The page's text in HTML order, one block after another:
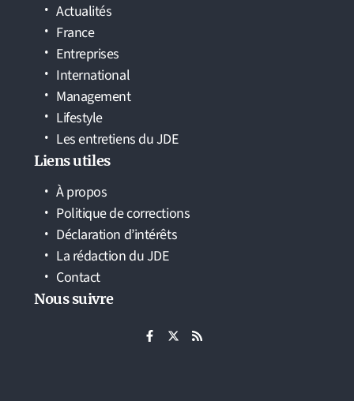
Actualités
France
Entreprises
International
Management
Lifestyle
Les entretiens du JDE
Liens utiles
À propos
Politique de corrections
Déclaration d’intérêts
La rédaction du JDE
Contact
Nous suivre